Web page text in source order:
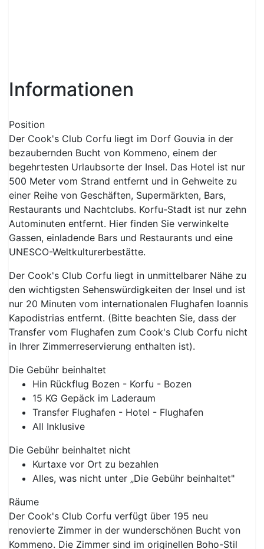
Informationen
Position
Der Cook's Club Corfu liegt im Dorf Gouvia in der
bezaubernden Bucht von Kommeno, einem der
begehrtesten Urlaubsorte der Insel. Das Hotel ist nur
500 Meter vom Strand entfernt und in Gehweite zu
einer Reihe von Geschäften, Supermärkten, Bars,
Restaurants und Nachtclubs. Korfu-Stadt ist nur zehn
Autominuten entfernt. Hier finden Sie verwinkelte
Gassen, einladende Bars und Restaurants und eine
UNESCO-Weltkulturerbestätte.
Der Cook's Club Corfu liegt in unmittelbarer Nähe zu
den wichtigsten Sehenswürdigkeiten der Insel und ist
nur 20 Minuten vom internationalen Flughafen Ioannis
Kapodistrias entfernt. (Bitte beachten Sie, dass der
Transfer vom Flughafen zum Cook's Club Corfu nicht
in Ihrer Zimmerreservierung enthalten ist).
Die Gebühr beinhaltet
Hin Rückflug Bozen - Korfu - Bozen
15 KG Gepäck im Laderaum
Transfer Flughafen - Hotel - Flughafen
All Inklusive
Die Gebühr beinhaltet nicht
Kurtaxe vor Ort zu bezahlen
Alles, was nicht unter „Die Gebühr beinhaltet"
Räume
Der Cook's Club Corfu verfügt über 195 neu
renovierte Zimmer in der wunderschönen Bucht von
Kommeno. Die Zimmer sind im originellen Boho-Stil